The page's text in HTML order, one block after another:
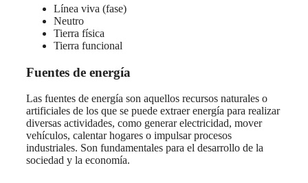
Línea viva (fase)
Neutro
Tierra física
Tierra funcional
Fuentes de energía
Las fuentes de energía son aquellos recursos naturales o
artificiales de los que se puede extraer energía para realizar
diversas actividades, como generar electricidad, mover
vehículos, calentar hogares o impulsar procesos
industriales. Son fundamentales para el desarrollo de la
sociedad y la economía.